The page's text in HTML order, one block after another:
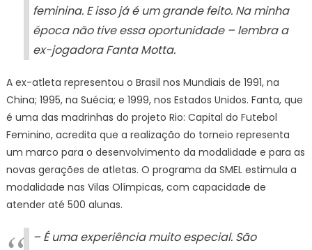
feminina. E isso já é um grande feito. Na minha
época não tive essa oportunidade – lembra a
ex-jogadora Fanta Motta.
A ex-atleta representou o Brasil nos Mundiais de 1991, na
China; 1995, na Suécia; e 1999, nos Estados Unidos. Fanta, que
é uma das madrinhas do projeto Rio: Capital do Futebol
Feminino, acredita que a realização do torneio representa
um marco para o desenvolvimento da modalidade e para as
novas gerações de atletas. O programa da SMEL estimula a
modalidade nas Vilas Olímpicas, com capacidade de
atender até 500 alunas.
– É uma experiência muito especial. São